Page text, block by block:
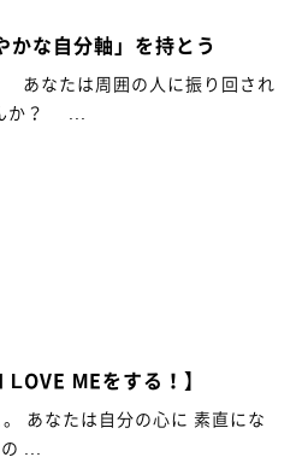
かな自分軸」を持とう
あなたは周囲の人に振り回され
か？ ...
MEをする！】
あなたは自分の心に 素直にな
...